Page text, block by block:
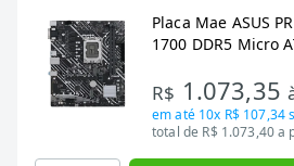
Placa Mae ASUS
1700 DDR5 Micro
R$ 1.073,35
em até 10x R$ 107,34
total de R$ 1.073,40 a